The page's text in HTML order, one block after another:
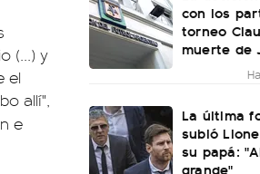
(...) y
el
allí",
e
con los
torneo
muerte de
La última
subió
su papá:
grande"